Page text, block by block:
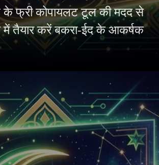
के फ्री कोपायलट टूल की मदद से
तैयार करें बकरा-ईद के आकर्षक